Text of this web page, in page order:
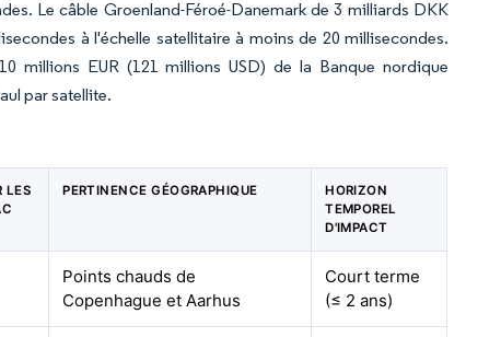
Le câble Groenland-Féroé-Danemark de 3 milliards DKK
à l'échelle satellitaire à moins de 20 millisecondes.
millions EUR (121 millions USD) de la Banque nordique
par satellite.
LES
PERTINENCE GÉOGRAPHIQUE
HORIZON
TEMPOREL
D'IMPACT
Points chauds de
Copenhague et Aarhus
Court terme
(≤ 2 ans)